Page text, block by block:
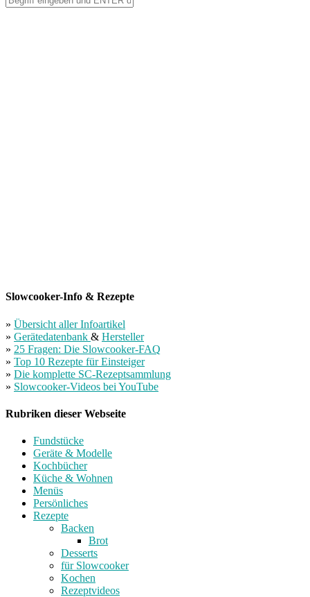
Slowcooker-Info & Rezepte
» Übersicht aller Infoartikel
» Gerätedatenbank & Hersteller
» 25 Fragen: Die Slowcooker-FAQ
» Top 10 Rezepte für Einsteiger
» Die komplette SC-Rezeptsammlung
» Slowcooker-Videos bei YouTube
Rubriken dieser Webseite
Fundstücke
Geräte & Modelle
Kochbücher
Küche & Wohnen
Menüs
Persönliches
Rezepte
Backen
Brot
Desserts
für Slowcooker
Kochen
Rezeptvideos